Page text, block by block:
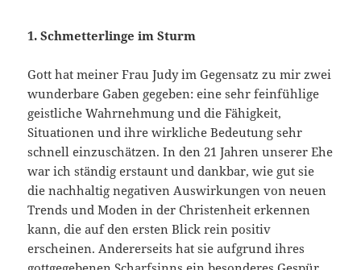
1. Schmetterlinge im Sturm
Gott hat meiner Frau Judy im Gegensatz zu mir zwei
wunderba­re Gaben gegeben: eine sehr feinfühlige
geistliche Wahrnehmung und die Fähigkeit,
Situationen und ihre wirkliche Bedeutung sehr
schnell einzuschätzen. In den 21 Jahren unserer Ehe
war ich ständig erstaunt und dankbar, wie gut sie
die nachhaltig negativen Auswir­kungen von neuen
Trends und Moden in der Christenheit erkennen
kann, die auf den ersten Blick rein positiv
erscheinen. Andererseits hat sie aufgrund ihres